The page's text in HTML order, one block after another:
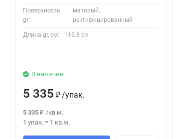
Поверхность
gr:
матовый,
ректифицированный
Длина gr, см: 119.8 см
В наличии
5 335 ₽ /упак.
5 335 ₽ /кв.м.
1 упак. = 1 кв.м.